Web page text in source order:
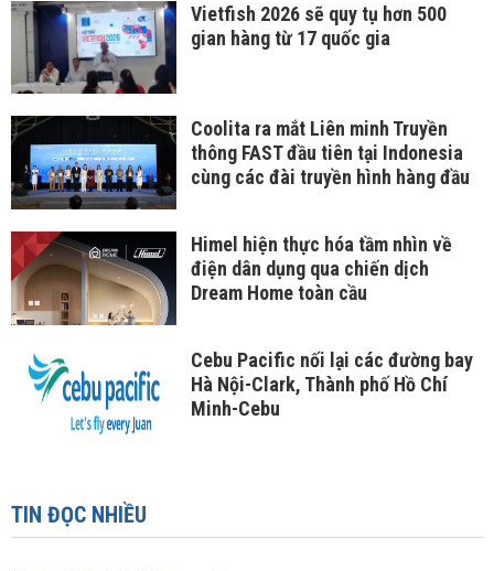
Vietfish 2026 sẽ quy tụ hơn 500
gian hàng từ 17 quốc gia
Coolita ra mắt Liên minh Truyền
thông FAST đầu tiên tại Indonesia
cùng các đài truyền hình hàng đầu
Himel hiện thực hóa tầm nhìn về
điện dân dụng qua chiến dịch
Dream Home toàn cầu
Cebu Pacific nối lại các đường bay
Hà Nội-Clark, Thành phố Hồ Chí
Minh-Cebu
TIN ĐỌC NHIỀU